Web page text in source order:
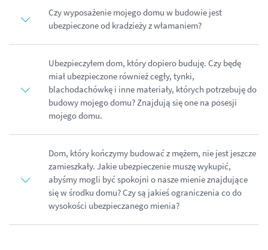
Czy wyposażenie mojego domu w budowie jest
ubezpieczone od kradzieży z włamaniem?
Ubezpieczyłem dom, który dopiero buduję. Czy będę
miał ubezpieczone również cegły, tynki,
blachodachówkę i inne materiały, których potrzebuję do
budowy mojego domu? Znajdują się one na posesji
mojego domu.
Dom, który kończymy budować z mężem, nie jest jeszcze
zamieszkały. Jakie ubezpieczenie muszę wykupić,
abyśmy mogli być spokojni o nasze mienie znajdujące
się w środku domu? Czy są jakieś ograniczenia co do
wysokości ubezpieczanego mienia?